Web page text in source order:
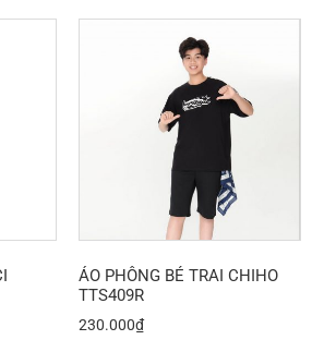
ÁO PHÔNG BÉ TRAI CHIHO
TTS409R
230.000₫